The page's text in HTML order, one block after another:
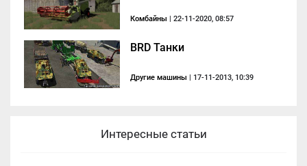
Комбайны | 22-11-2020, 08:57
BRD Танки
Другие машины | 17-11-2013, 10:39
Интересные статьи